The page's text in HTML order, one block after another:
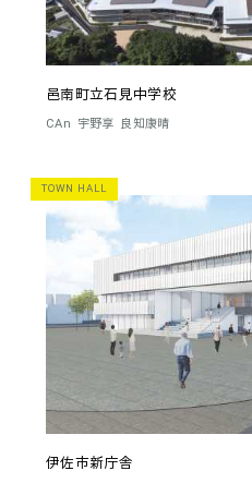
邑南町立石見中学校
CAn 宇野享 良知康晴
TOWN HALL
伊佐市新庁舎